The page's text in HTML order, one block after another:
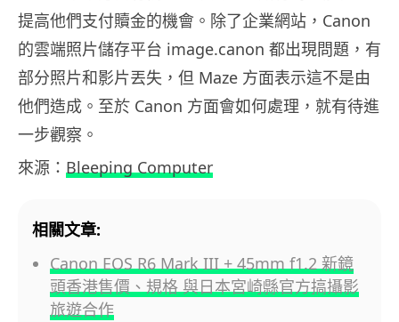
提高他們支付贖金的機會。除了企業網站，Canon
的雲端照片儲存平台 image.canon 都出現問題，有
部分照片和影片丟失，但 Maze 方面表示這不是由
他們造成。至於 Canon 方面會如何處理，就有待進
一步觀察。
來源： Bleeping Computer
相關文章:
Canon EOS R6 Mark III + 45mm f1.2 新鏡
頭香港售價、規格 與日本宮崎縣官方搞攝影
旅遊合作